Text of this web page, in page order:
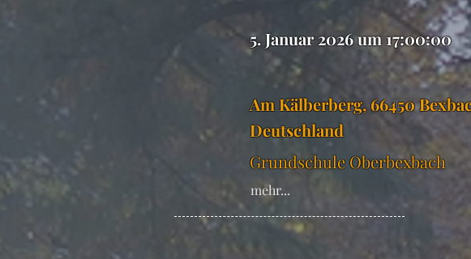
5. Januar 2026 um 17:00:00
Am Kälberberg, 66450
Deutschland
Grundschule Oberbexbach
mehr...